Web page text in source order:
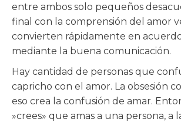
entre ambos solo pequeños
final con la comprensión del amor
convierten rápidamente en
mediante la buena comunicación.
Hay cantidad de personas que
capricho con el amor. La obsesión
eso crea la confusión de amar.
»crees» que amas a una persona, a